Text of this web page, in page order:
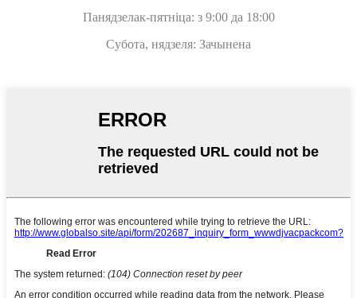
Панядзелак-пятніца: з 9:00 да 18:00
Субота, нядзеля: Зачынена